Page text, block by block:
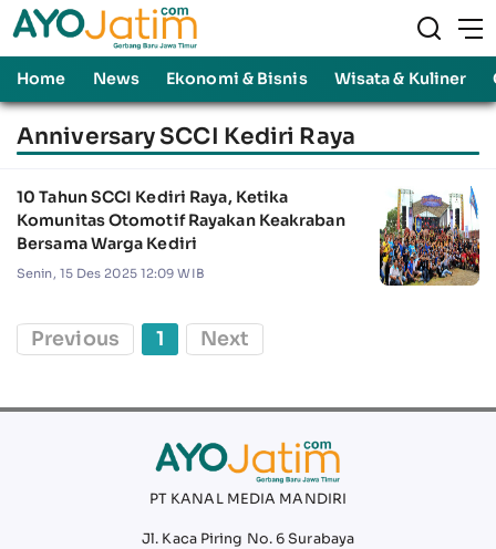
Home News Ekonomi & Bisnis Wisata & Kuliner
Anniversary SCCI Kediri Raya
10 Tahun SCCI Kediri Raya, Ketika
Komunitas Otomotif Rayakan Keakraban
Bersama Warga Kediri
Senin, 15 Des 2025 12:09 WIB
Previous 1 Next
PT KANAL MEDIA MANDIRI
Jl. Kaca Piring No. 6 Surabaya